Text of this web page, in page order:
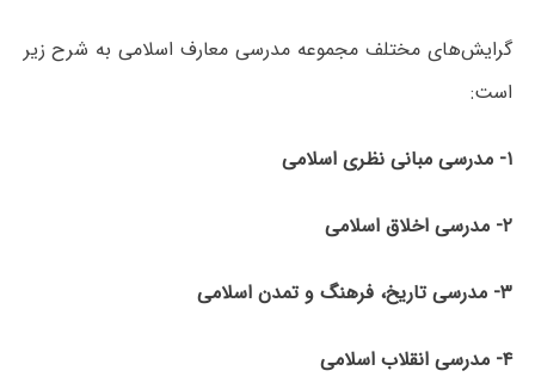
گرایش‌های مختلف مجموعه مدرسی معارف اسلامی به شرح زیر
است:
۱- مدرسی مبانی نظری اسلامی
۲- مدرسی اخلاق اسلامی
۳- مدرسی تاریخ، فرهنگ و تمدن اسلامی
۴- مدرسی انقلاب اسلامی